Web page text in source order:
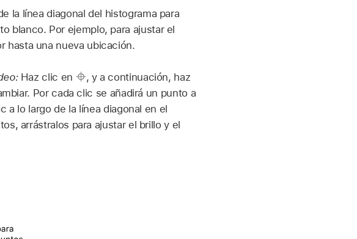
la línea diagonal del histograma para
blanco. Por ejemplo, para ajustar el
hasta una nueva ubicación.
Haz clic en , y a continuación, haz
Por cada clic se añadirá un punto a
a lo largo de la línea diagonal en el
arrástralos para ajustar el brillo y el